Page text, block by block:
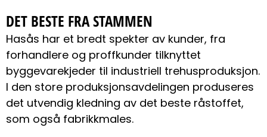
DET BESTE FRA STAMMEN
Hasås har et bredt spekter av kunder, fra
forhandlere og proffkunder tilknyttet
byggevarekjeder til industriell trehusproduksjon.
I den store produksjonsavdelingen produseres
det utvendig kledning av det beste råstoffet,
som også fabrikkmales.